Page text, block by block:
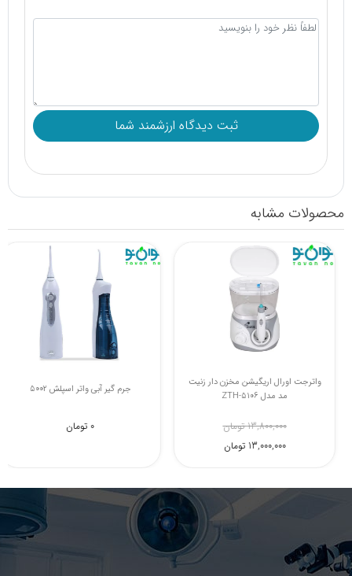
محصولات مشابه
واترجت اورال اریگیشن مخزن دار زنیت
مد مدل ZTH-5106
13,800,000 تومان
واترجت اورال اریگیشن پرتابل زنیت مد
مدل zth-F5025
9,300,000 تومان
8,500,000 تومان